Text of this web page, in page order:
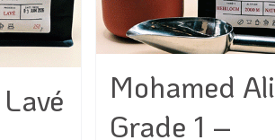
Mohamed Ali
Grade 1 –